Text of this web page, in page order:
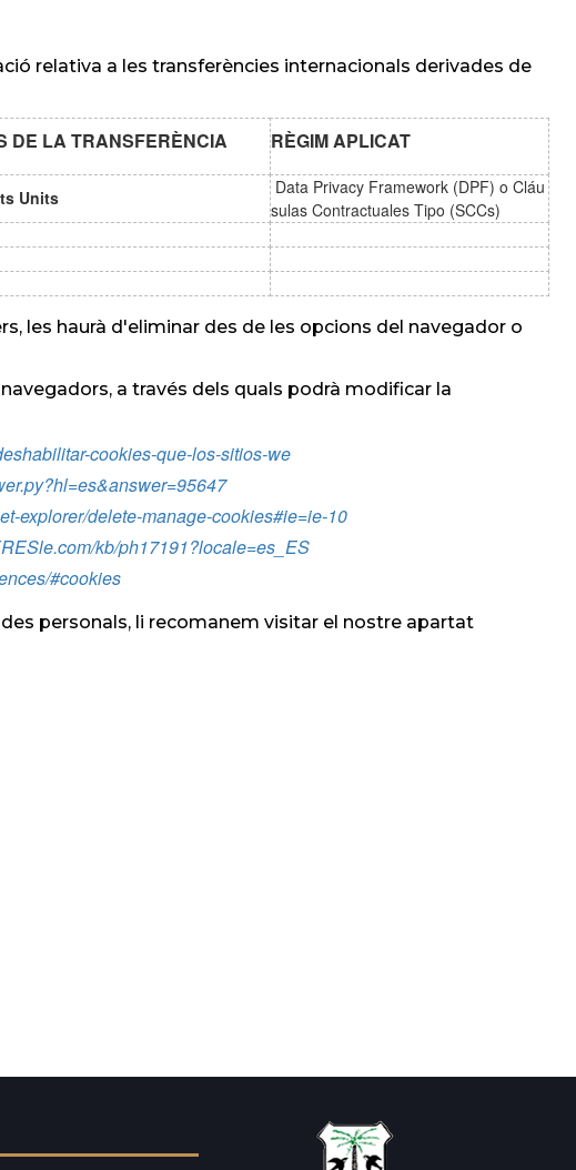
relativa a les transferències internacionals derivades de
DE LA TRANSFERÈNCIA RÈGIM APLICAT
Units
Data Privacy Framework (DPF) o Cláu
sulas Contractuales Tipo (SCCs)
les haurà d'eliminar des de les opcions del navegador o
a través dels quals podrà modificar la
cookies-que-los-sitios-we
explorer/delete-manage-cookies#ie=ie-10
kb/ph17191?locale=es_ES
#cookies
personals, li recomanem visitar el nostre apartat